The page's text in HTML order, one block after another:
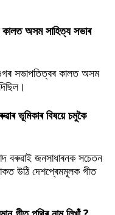
কালত অসম সাহিত্য সভাৰ
সভাপতিত্বৰ কালত অসম
ভূমিকাৰ বিষয়ে চমুকৈ
বৰুৱাই জনসাধাৰনক সচেতন
উঠি দেশপ্ৰেমমূলক গীত